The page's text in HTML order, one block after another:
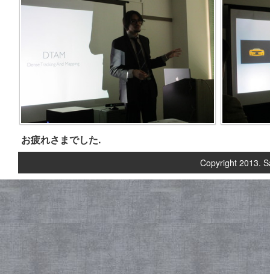
お疲れさまでした.
Copyright 2013.